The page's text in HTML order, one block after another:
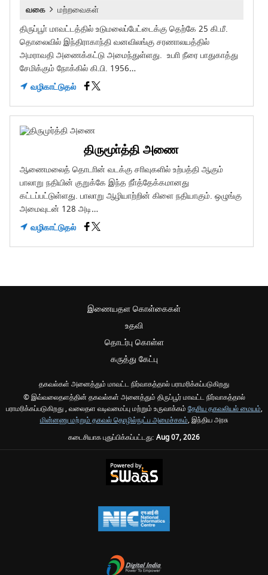
வகை
மற்றவைகள்
திருப்பூா் மாவட்டத்தில் உடுமலைப்பேட்டைக்கு தெற்கே 25 கி.மீ.
தொலைவில் இந்திராகாந்தி வனவிலங்கு சரணாலயத்தில்
அமராவதி அணைக்கட்டு அமைந்துள்ளது. உபாி நீரை பாதுகாத்து
சேமிக்கும் நோக்கில் கி.பி. 1956…
வழிகாட்டுதல்
திருமூா்த்தி அணை
ஆணைமலைத் தொடாின் வடக்கு சாிவுகளில் உற்பத்தி ஆகும்
பாலாறு நதியின் குறுக்கே இந்த நீா்த்தேக்கமானது
கட்டப்பட்டுள்ளது. பாலாறு ஆழியாற்றின் கிளை நதியாகும். ஒழுங்கு
அமைவுடன் 128 அடி…
வழிகாட்டுதல்
இணையதள கொள்கைகள்
உதவி
தொடர்பு கொள்ள
கருத்து கேட்பு
தகவல்கள் அனைத்தும் மாவட்ட நிர்வாகத்தால் பராமரிக்கப்படுகிறது
© இவ்வலைதளத்தின் தகவல்கள் அனைத்தும் திருப்பூர் மாவட்ட நிர்வாகத்தால்
பராமரிக்கப்படுகிறது , வலைதள வடிவமைப்பு மற்றும் உருவாக்கம் தேசிய தகவலியல் மையம்,
மின்னணு மற்றும் தகவல் தொழில்நுட்ப அமைச்சகம், இந்திய அரசு
கடைசியாக புதுப்பிக்கப்பட்டது: Aug 07, 2026